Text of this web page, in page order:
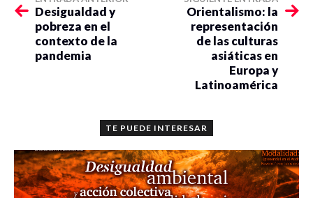
Desigualdad y
pobreza en el
contexto de la
pandemia
Orientalismo: la
representación
de las culturas
asiáticas en
Europa y
Latinoamérica
TE PUEDE INTERESAR